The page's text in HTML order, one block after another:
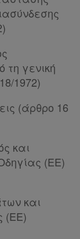
τη γενική
1972)
(άρθρο 16
και
(ΕΕ)
και
(ΕΕ)